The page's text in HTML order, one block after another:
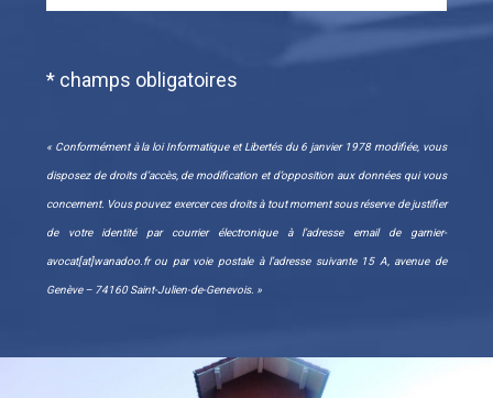
* champs obligatoires
« Conformément à la loi Informatique et Libertés du 6 janvier 1978 modifiée, vous
disposez de droits d’accès, de modification et d’opposition aux données qui vous
concernent. Vous pouvez exercer ces droits à tout moment sous réserve de justifier
de votre identité par courrier électronique à l’adresse email de garnier-
avocat[at]wanadoo.fr ou par voie postale à l’adresse suivante 15 A, avenue de
Genève – 74160 Saint-Julien-de-Genevois. »